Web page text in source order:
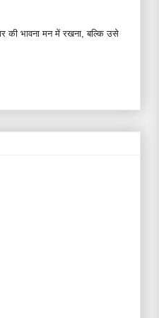
की भावना मन में रखना, बल्कि उसे